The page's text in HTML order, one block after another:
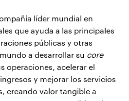
líder mundial en
que ayuda a las principales
públicas y otras
a desarrollar su core
operaciones, acelerar el
y mejorar los servicios
creando valor tangible a